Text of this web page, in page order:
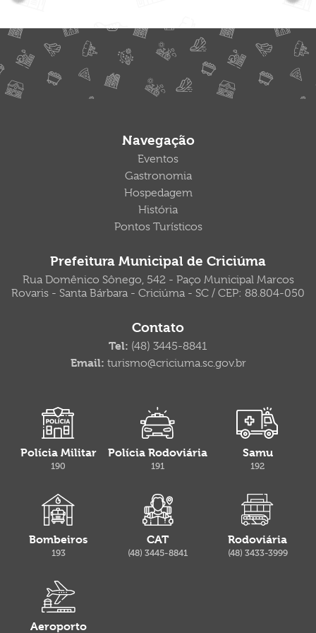
Navegação
Eventos
Gastronomia
Hospedagem
História
Pontos Turísticos
Prefeitura Municipal de Criciúma
Rua Domênico Sônego, 542 - Paço Municipal Marcos
Rovaris - Santa Bárbara - Criciúma - SC / CEP: 88.804-050
Contato
Tel: (48) 3445-8841
Email: turismo@criciuma.sc.gov.br
Polícia Militar
190
Polícia Rodoviária
191
Samu
192
Bombeiros
193
CAT
(48) 3445-8841
Rodoviária
(48) 3433-3999
Aeroporto